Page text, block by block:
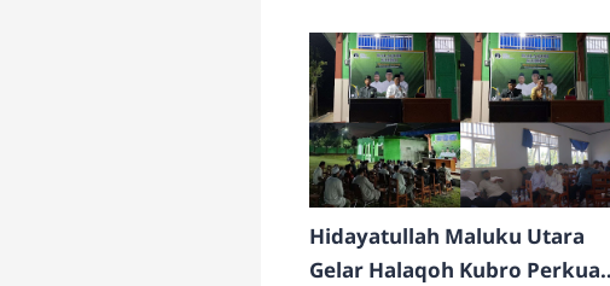
Hidayatullah Maluku Utara
Gelar Halaqoh Kubro Perkuat